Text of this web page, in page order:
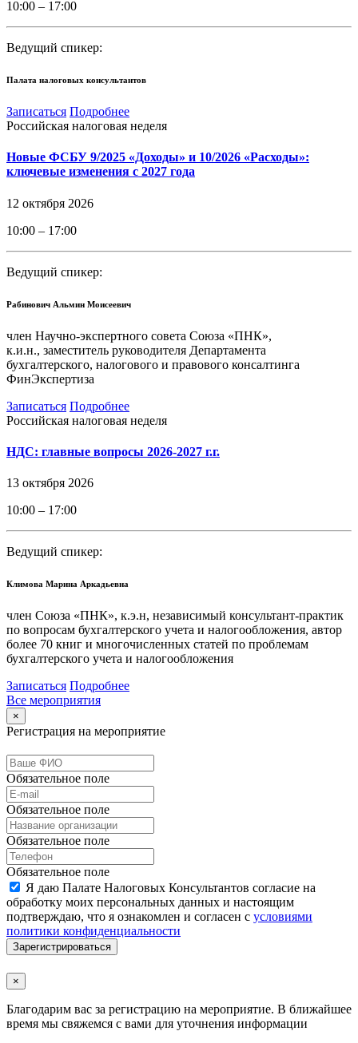
10:00 – 17:00
Ведущий спикер:
Палата налоговых консультантов
Записаться Подробнее
Российская налоговая неделя
Новые ФСБУ 9/2025 «Доходы» и 10/2026 «Расходы»:
ключевые изменения с 2027 года
12 октября 2026
10:00 – 17:00
Ведущий спикер:
Рабинович Альмин Моисеевич
член Научно-экспертного совета Союза «ПНК»,
к.и.н., заместитель руководителя Департамента
бухгалтерского, налогового и правового консалтинга
ФинЭкспертиза
Записаться Подробнее
Российская налоговая неделя
НДС: главные вопросы 2026-2027 г.г.
13 октября 2026
10:00 – 17:00
Ведущий спикер:
Климова Марина Аркадьевна
член Союза «ПНК», к.э.н, независимый консультант-практик
по вопросам бухгалтерского учета и налогообложения, автор
более 70 книг и многочисленных статей по проблемам
бухгалтерского учета и налогообложения
Записаться Подробнее
Все мероприятия
×
Регистрация на мероприятие
Обязательное поле
Обязательное поле
Обязательное поле
Обязательное поле
Я даю Палате Налоговых Консультантов согласие на
обработку моих персональных данных и настоящим
подтверждаю, что я ознакомлен и согласен с условиями
политики конфиденциальности
Зарегистрироваться
×
Благодарим вас за регистрацию на мероприятие. В ближайшее
время мы свяжемся с вами для уточнения информации